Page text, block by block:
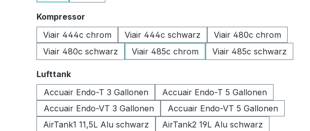
Kompressor
Viair 444c chrom
Viair 444c schwarz
Viair 480c chrom
Viair 480c schwarz
Viair 485c chrom Viair 485c schwarz
Lufttankauswählen
Accuair Endo-T 3 Gallonen
Accuair Endo-T 5 Gallonen
Accuair Endo-VT 3 Gallonen
Accuair Endo-VT 5 Gallonen
AirTank1 11,5L Alu schwarz
AirTank2 19L Alu schwarz